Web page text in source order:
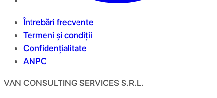
Întrebări frecvente
Termeni și condiții
Confidențialitate
ANPC
VAN CONSULTING SERVICES S.R.L.